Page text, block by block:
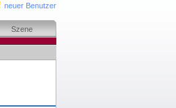
neuer Benutzer
Szene